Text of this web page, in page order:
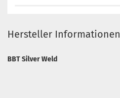
Hersteller Informationen
BBT Silver Weld